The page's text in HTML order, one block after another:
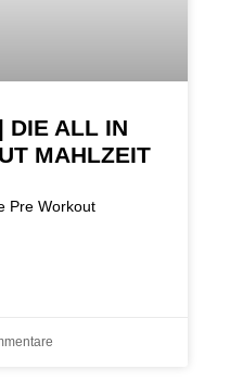
DIE ALL IN
MAHLZEIT
Pre Workout